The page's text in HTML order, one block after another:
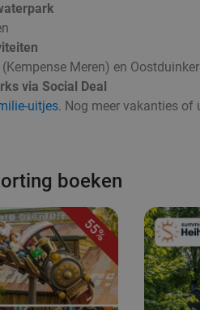
Meren) en
via Social Deal
uitjes. Nog meer vakanties of
boeken
55%